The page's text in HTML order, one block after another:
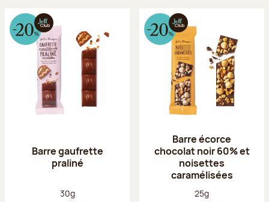
Barre gaufrette
praliné
Poids net :
30g
Barre écorce
chocolat noir 60% et
noisettes
caramélisées
Poids net :
25g